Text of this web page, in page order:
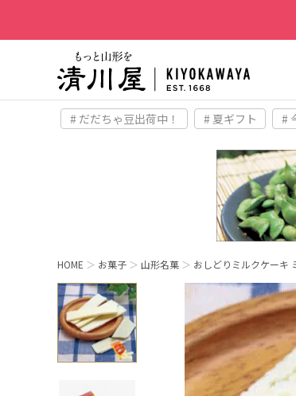
# だだちゃ豆出荷中！ # 夏ギフト #
HOME お菓子 山形名菓 おしどりミルクケーキ